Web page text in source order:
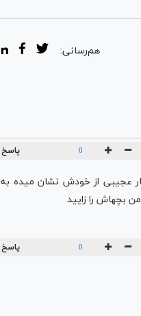
هم‌رسانی:
0 پاسخ
عجیبی از خودش نشان میده به
بچهاش را زایید
0 پاسخ